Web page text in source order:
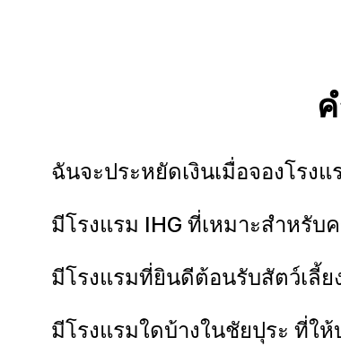
ฉันจะประหยัดเงินเมื่อจองโรง
มีโรงแรม IHG ที่เหมาะสำหรับ
มีโรงแรมที่ยินดีต้อนรับสัตว์เลี้ย
มีโรงแรมใดบ้างในชัยปุระ ที่ให้